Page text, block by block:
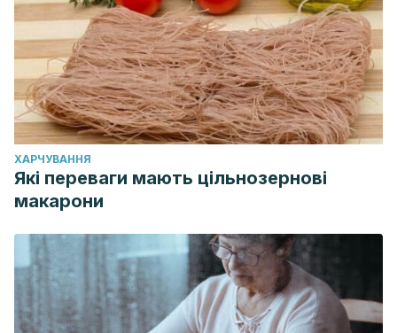
ХАРЧУВАННЯ
Які переваги мають цільнозернові
макарони